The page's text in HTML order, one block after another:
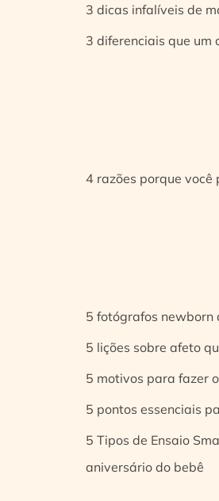
3 dicas infalíveis de
3 diferenciais que um
4 razões porque você
5 fotógrafos newborn
5 lições sobre afeto
5 motivos para fazer
5 pontos essenciais
5 Tipos de Ensaio
aniversário do bebê